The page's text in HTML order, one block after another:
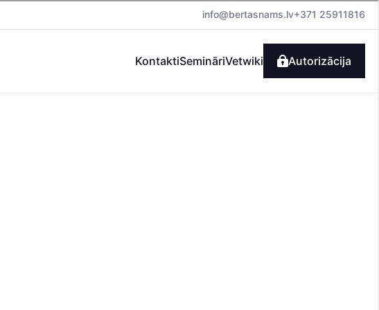
info@bertasnams.lv+371 25911816
KontaktiSemināriVetwiki Autorizācija